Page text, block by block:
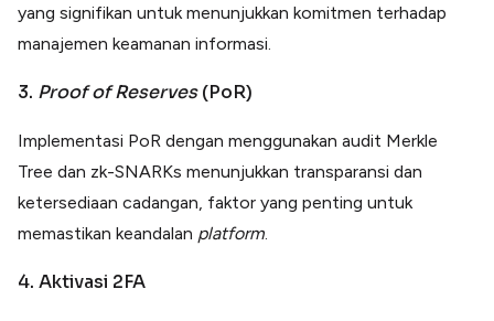
yang signifikan untuk menunjukkan komitmen terhadap
manajemen keamanan informasi.
3. Proof of Reserves(PoR)
Implementasi PoR dengan menggunakan audit Merkle
Tree dan zk-SNARKs menunjukkan transparansi dan
ketersediaan cadangan, faktor yang penting untuk
memastikan keandalan platform.
4. Aktivasi 2FA